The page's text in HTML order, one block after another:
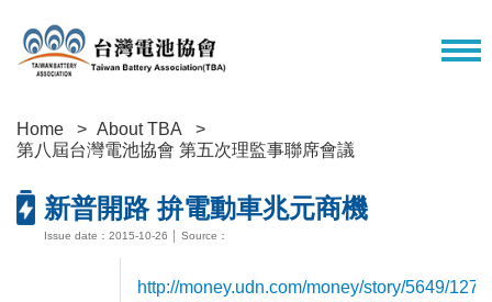
Home
About TBA
第八屆台灣電池協會 第五次理監事聯席會議
新普開路 拚電動車兆元商機
Issue date：2015-10-26 │ Source：
http://money.udn.com/money/story/5649/